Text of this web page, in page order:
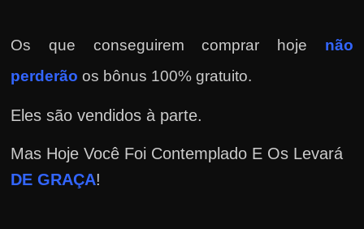
Os que conseguirem comprar hoje não
perderão os bônus 100% gratuito.
Eles são vendidos à parte.
Mas Hoje Você Foi Contemplado E Os Levará
DE GRAÇA!